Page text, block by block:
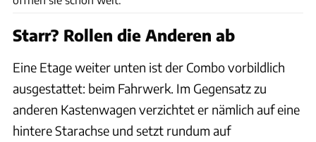
Starr? Rollen die Anderen ab
Eine Etage weiter unten ist der Combo vorbildlich
ausgestattet: beim Fahrwerk. Im Gegensatz zu
anderen Kastenwagen verzichtet er nämlich auf eine
hintere Starachse und setzt rundum auf